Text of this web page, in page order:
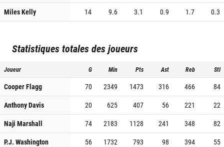
Miles Kelly
14 9.6 3.1 0.9 1.7 0.3
Statistiques totales des joueurs
Joueur G Min Pts Ast Reb Stl
Cooper Flagg 70 2349 1473 316 466
84
Anthony Davis
20 625 407 56 221
22
Naji Marshall
74 2183 1128 241 348
82
P.J. Washington
56 1732 793 98 394
55